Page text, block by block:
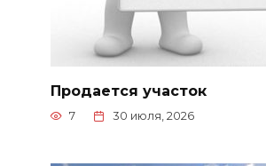
Продается участок
7 30 июля, 2026